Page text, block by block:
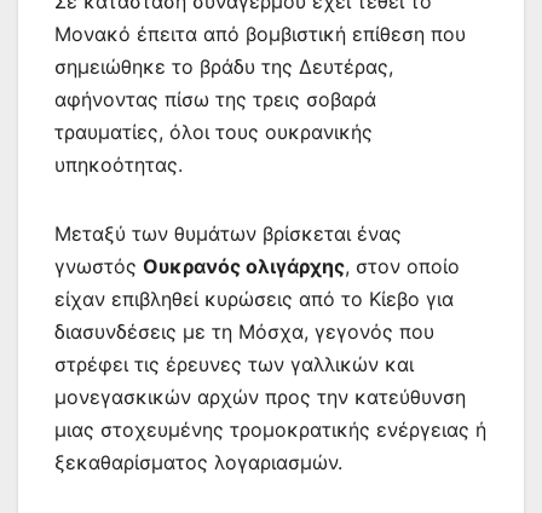
Μονακό έπειτα από βομβιστική επίθεση που
σημειώθηκε το βράδυ της Δευτέρας,
αφήνοντας πίσω της τρεις σοβαρά
τραυματίες, όλοι τους ουκρανικής
υπηκοότητας.
Μεταξύ των θυμάτων βρίσκεται ένας
γνωστός Ουκρανός ολιγάρχης, στον οποίο
είχαν επιβληθεί κυρώσεις από το Κίεβο για
διασυνδέσεις με τη Μόσχα, γεγονός που
στρέφει τις έρευνες των γαλλικών και
μονεγασκικών αρχών προς την κατεύθυνση
μιας στοχευμένης τρομοκρατικής ενέργειας ή
ξεκαθαρίσματος λογαριασμών.